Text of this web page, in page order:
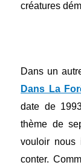
créatures
Dans un
Dans La
date de
thème de
vouloir nous
conter.